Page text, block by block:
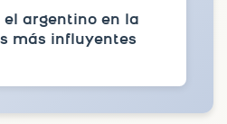
el argentino en la
más influyentes